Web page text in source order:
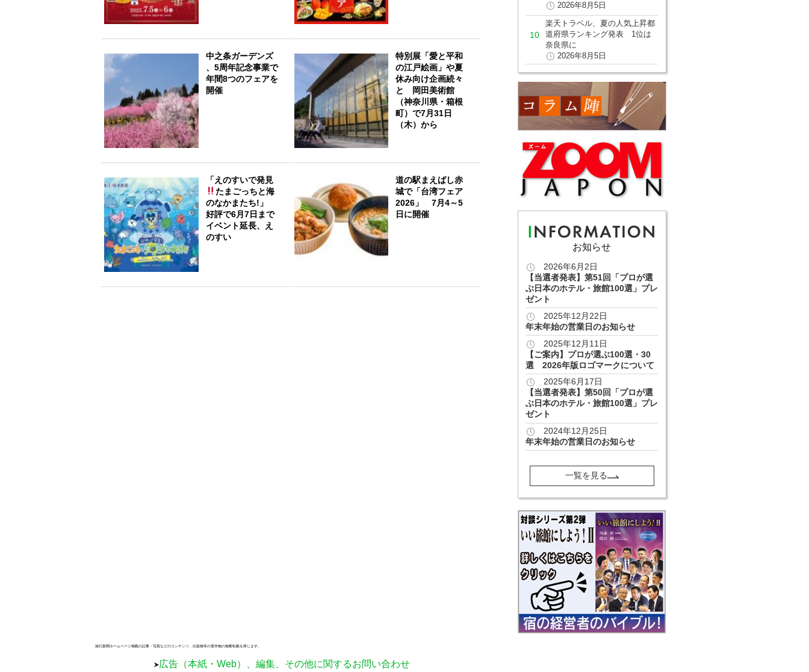
中之条ガーデンズ
、5周年記念事業で
年間8つのフェアを
開催
特別展「愛と平和
の江戸絵画」や夏
休み向け企画続々
と 岡田美術館
（神奈川県・箱根
町）で7月31日
（木）から
「えのすいで発見
たまごっちと海
のなかまたち!」
好評で6月7日まで
イベント延長、え
のすい
道の駅まえばし赤
城で「台湾フェア
2026」 7月4～5
日に開催
2026年8月5日
楽天トラベル、夏の人気上昇都
道府県ランキング発表 1位は
奈良県に
2026年8月5日
お知らせ
2026年6月2日
【当選者発表】第51回「プロが選
ぶ日本のホテル・旅館100選」プレ
ゼント
2025年12月22日
年末年始の営業日のお知らせ
2025年12月11日
【ご案内】プロが選ぶ100選・30
選 2026年版ロゴマークについて
2025年6月17日
【当選者発表】第50回「プロが選
ぶ日本のホテル・旅館100選」プレ
ゼント
2024年12月25日
年末年始の営業日のお知らせ
一覧を見る
旅行新聞ホームページ掲載の記事・写真などのコンテンツ、出版物等の著作物の無断転載を禁じます。
広告（本紙・Web）、編集、その他に関するお問い合わせ